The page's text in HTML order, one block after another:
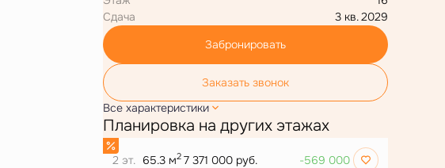
Сдача
3 кв. 2029
Забронировать
Заказать звонок
Все характеристики
Планировка на других этажах
2 эт. 65.3 м2 7 371 000 руб. -569 000